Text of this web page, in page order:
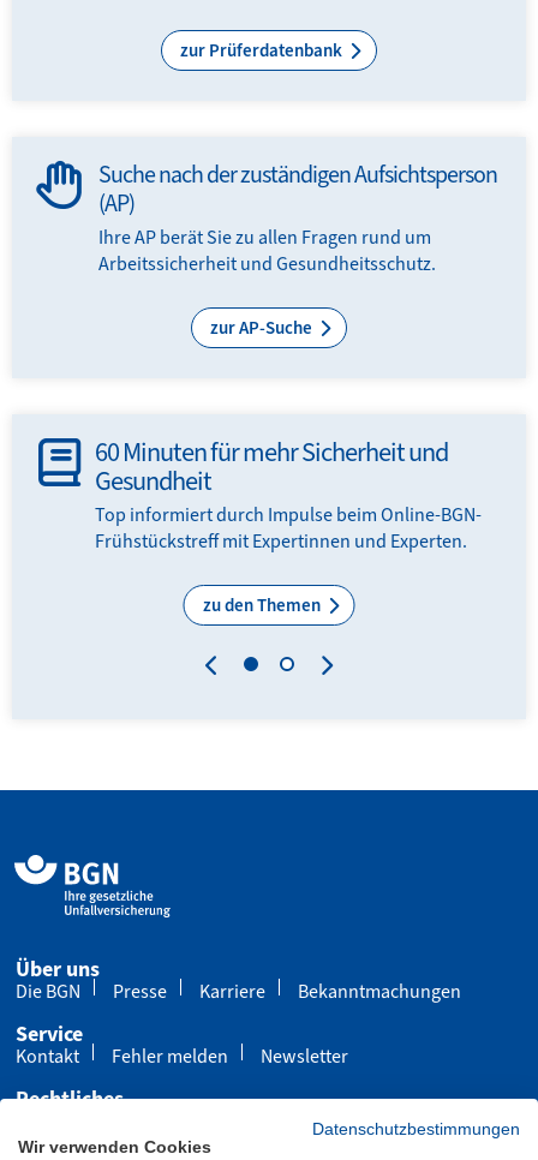
zur Prüferdatenbank
Suche nach der zuständigen Aufsichtsperson
(AP)
Ihre AP berät Sie zu allen Fragen rund um
Arbeitssicherheit und Gesundheitsschutz.
zur AP-Suche
60 Minuten für mehr Sicherheit und
Gesundheit
Top informiert durch Impulse beim Online-BGN-
Frühstückstreff mit Expertinnen und Experten.
zu den Themen
Über uns
Die BGN Presse Karriere Bekanntmachungen
Service
Kontakt Fehler melden Newsletter
Rechtliches
CookiesDatenschutzbestimmungen
Wir verwenden Cookies